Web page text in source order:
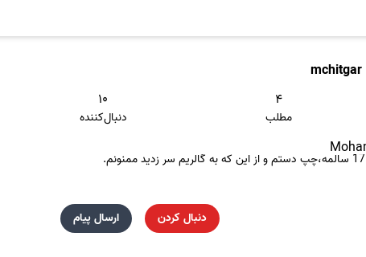
mchitgar
۴
مطلب
۱۰
دنبال‌کننده
دنبال کردن ارسال پیام